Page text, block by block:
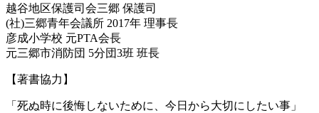
越谷地区保護司会三郷 保護司
(社)三郷青年会議所 2017年 理事長
彦成小学校 元PTA会長
元三郷市消防団 5分団3班 班長
【著書協力】
「死ぬ時に後悔しないために、今日から大切にしたい事」